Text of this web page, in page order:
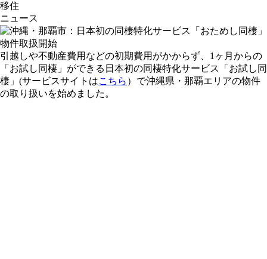
移住
ニュース
引越しや不動産費用などの初期費用がかからず、1ヶ月からの
「お試し同棲」ができる日本初の同棲特化サービス「お試し同
棲」(サービスサイトはこちら ）で沖縄県・那覇エリアの物件
の取り扱いを始めました。